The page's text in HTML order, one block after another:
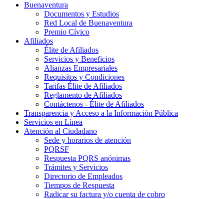
Buenaventura
Documentos y Estudios
Red Local de Buenaventura
Premio Cívico
Afiliados
Élite de Afiliados
Servicios y Beneficios
Alianzas Empresariales
Requisitos y Condiciones
Tarifas Élite de Afiliados
Reglamento de Afiliados
Contáctenos - Élite de Afiliados
Transparencia y Acceso a la Información Pública
Servicios en Línea
Atención al Ciudadano
Sede y horarios de atención
PQRSF
Respuesta PQRS anónimas
Trámites y Servicios
Directorio de Empleados
Tiempos de Respuesta
Radicar su factura y/o cuenta de cobro